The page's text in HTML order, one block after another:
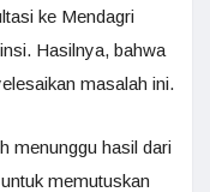
ke Mendagri
Hasilnya, bahwa
masalah ini.
menunggu hasil dari
memutuskan